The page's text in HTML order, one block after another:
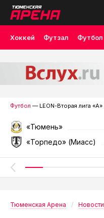
Хоккей Футзал Футбол
Футбол — LEON-Вторая лига «А»
«Тюмень»
«Торпедо» (Миасс)
Тюменская Арена Новости